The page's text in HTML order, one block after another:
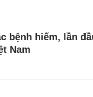
bệnh hiếm, lần
Nam